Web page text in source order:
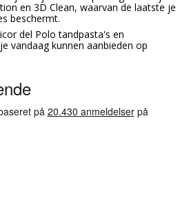
en 3D Clean, waarvan de laatste je
beschermt.
del Polo tandpasta's en
vandaag kunnen aanbieden op